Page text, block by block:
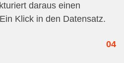
daraus einen
Klick in den Datensatz.
04